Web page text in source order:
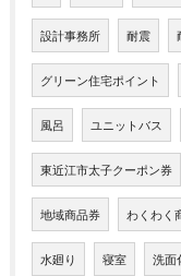
設計事務所 耐震
グリーン住宅ポイント
風呂 ユニットバス
東近江市太子クーポン券
地域商品券 わくわく
水廻り 寝室 洗面